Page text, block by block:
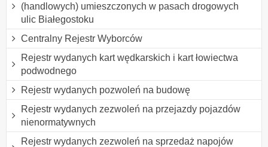
(handlowych) umieszczonych w pasach drogowych
ulic Białegostoku
Centralny Rejestr Wyborców
Rejestr wydanych kart wędkarskich i kart łowiectwa
podwodnego
Rejestr wydanych pozwoleń na budowę
Rejestr wydanych zezwoleń na przejazdy pojazdów
nienormatywnych
Rejestr wydanych zezwoleń na sprzedaż napojów